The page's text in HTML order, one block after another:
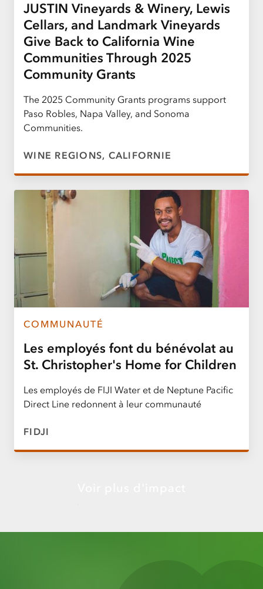
JUSTIN Vineyards & Winery, Lewis
Cellars, and Landmark Vineyards
Give Back to California Wine
Communities Through 2025
Community Grants
The 2025 Community Grants programs support
Paso Robles, Napa Valley, and Sonoma
Communities.
WINE REGIONS, CALIFORNIE
COMMUNAUTÉ
Les employés font du bénévolat au
St. Christopher's Home for Children
Les employés de FIJI Water et de Neptune Pacific
Direct Line redonnent à leur communauté
FIDJI